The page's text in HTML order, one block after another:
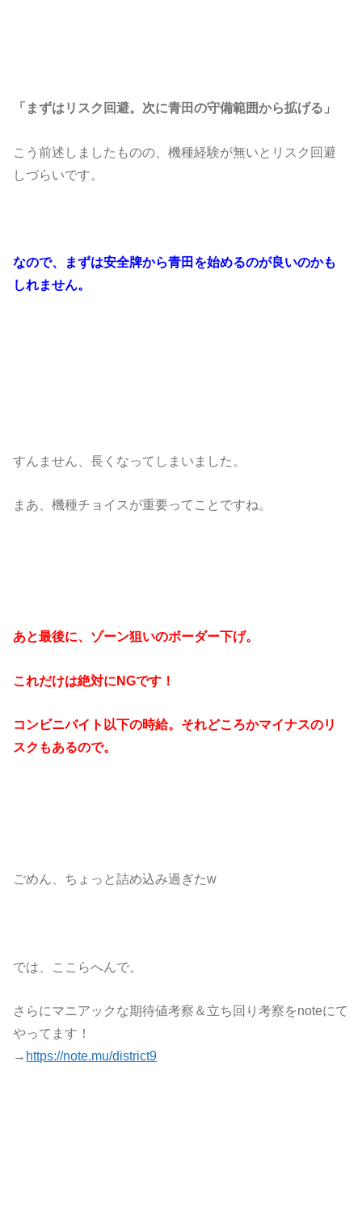
「まずはリスク回避。次に青田の守備範囲から拡げる」
こう前述しましたものの、機種経験が無いとリスク回避
しづらいです。
なので、まずは安全牌から青田を始めるのが良いのかも
しれません。
すんません、長くなってしまいました。
まあ、機種チョイスが重要ってことですね。
あと最後に、ゾーン狙いのボーダー下げ。
これだけは絶対にNGです！
コンビニバイト以下の時給。それどころかマイナスのリ
スクもあるので。
ごめん、ちょっと詰め込み過ぎたw
では、ここらへんで。
さらにマニアックな期待値考察＆立ち回り考察をnoteにて
やってます！
→ https://note.mu/district9